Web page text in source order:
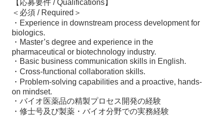
【応募要件 / Qualifications】
＜必須 / Required＞
・Experience in downstream process development for
biologics.
・Master’s degree and experience in the
pharmaceutical or biotechnology industry.
・Basic business communication skills in English.
・Cross-functional collaboration skills.
・Problem-solving capabilities and a proactive, hands-
on mindset.
・バイオ医薬品の精製プロセス開発の経験
・修士号及び製薬・バイオ分野での実務経験